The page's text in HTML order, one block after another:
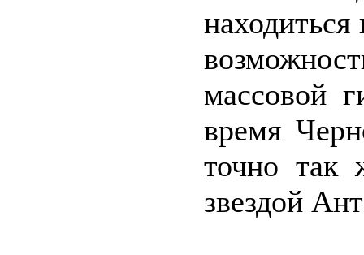
находиться
массовой
время
точно так
звездой